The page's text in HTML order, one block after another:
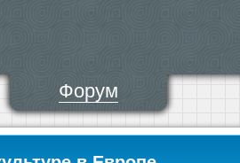
Форум